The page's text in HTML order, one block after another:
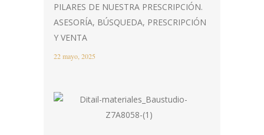
PILARES DE NUESTRA PRESCRIPCIÓN.
ASESORÍA, BÚSQUEDA, PRESCRIPCIÓN
Y VENTA
22 mayo, 2025